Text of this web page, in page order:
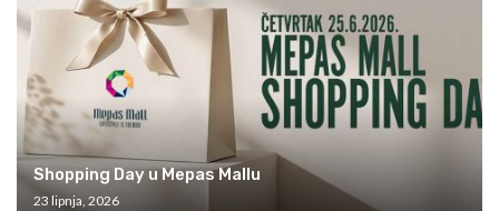
Shopping Day u Mepas Mallu
23 lipnja, 2026